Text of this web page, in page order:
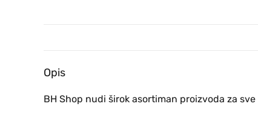
Opis
BH Shop nudi širok asortiman proizvoda za